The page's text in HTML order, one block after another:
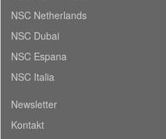
NSC Netherlands
NSC Dubai
NSC Espana
NSC Italia
Newsletter
Kontakt